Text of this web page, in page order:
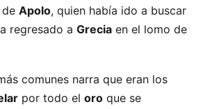
Apolo, quien había ido a buscar
regresado a Grecia en el lomo de
comunes narra que eran los
por todo el oro que se